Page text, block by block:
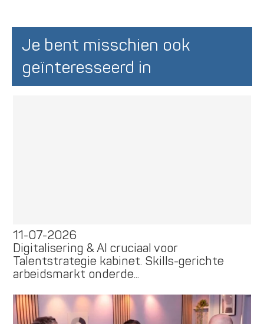
Je bent misschien ook
geïnteresseerd in
11-07-2026
Digitalisering & AI cruciaal voor
Talentstrategie kabinet. Skills-gerichte
arbeidsmarkt onderde...